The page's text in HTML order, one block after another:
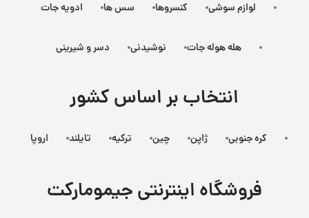
لوازم سوشی کنسروها سس ها ادویه جات
هله هوله جات نوشیدنی دسر و شیرینی
انتخاب بر اساس کشور
کره جنوبی ژاپن چین ترکیه تایلند اروپا
فروشگاه اینترنتی جیمومارکت